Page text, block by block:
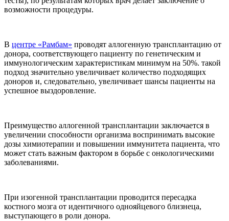
возможности процедуры.
В центре «Рамбам» проводят аллогенную трансплантацию от
донора, соответствующего пациенту по генетическим и
иммунологическим характеристикам минимум на 50%. такой
подход значительно увеличивает количество подходящих
доноров и, следовательно, увеличивает шансы пациенты на
успешное выздоровление.
Преимущество аллогенной трансплантации заключается в
увеличении способности организма воспринимать высокие
дозы химиотерапии и повышении иммунитета пациента, что
может стать важным фактором в борьбе с онкологическими
заболеваниями.
При изогенной трансплантации проводится пересадка
костного мозга от идентичного однояйцевого близнеца,
выступающего в роли донора.